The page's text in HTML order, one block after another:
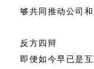
够共同推动公司和
反方四辩
即便如今早已是